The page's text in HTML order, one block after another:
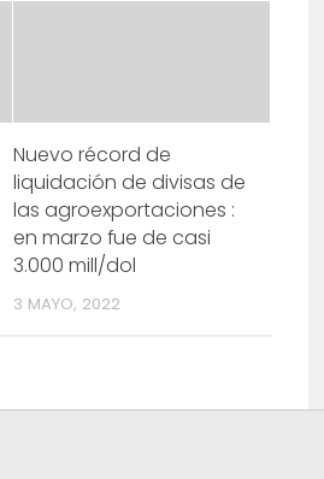
Nuevo récord de
liquidación de divisas de
las agroexportaciones :
en marzo fue de casi
3.000 mill/dol
3 MAYO, 2022